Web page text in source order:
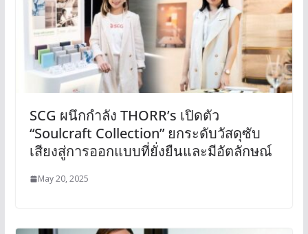
SCG ผนึกกำลัง THORR’s เปิดตัว
“Soulcraft Collection” ยกระดับวัสดุซับ
เสียงสู่การออกแบบที่ยั่งยืนและมีอัตลักษณ์
May 20, 2025